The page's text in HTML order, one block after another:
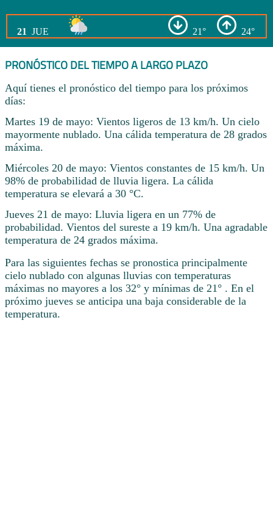
21 JUE 21° 24°
PRONÓSTICO DEL TIEMPO A LARGO PLAZO
Aquí tienes el pronóstico del tiempo para los próximos
días:
Martes 19 de mayo: Vientos ligeros de 13 km/h. Un cielo
mayormente nublado. Una cálida temperatura de 28 grados
máxima.
Miércoles 20 de mayo: Vientos constantes de 15 km/h. Un
98% de probabilidad de lluvia ligera. La cálida
temperatura se elevará a 30 °C.
Jueves 21 de mayo: Lluvia ligera en un 77% de
probabilidad. Vientos del sureste a 19 km/h. Una agradable
temperatura de 24 grados máxima.
Para las siguientes fechas se pronostica principalmente
cielo nublado con algunas lluvias con temperaturas
máximas no mayores a los 32° y mínimas de 21° . En el
próximo jueves se anticipa una baja considerable de la
temperatura.